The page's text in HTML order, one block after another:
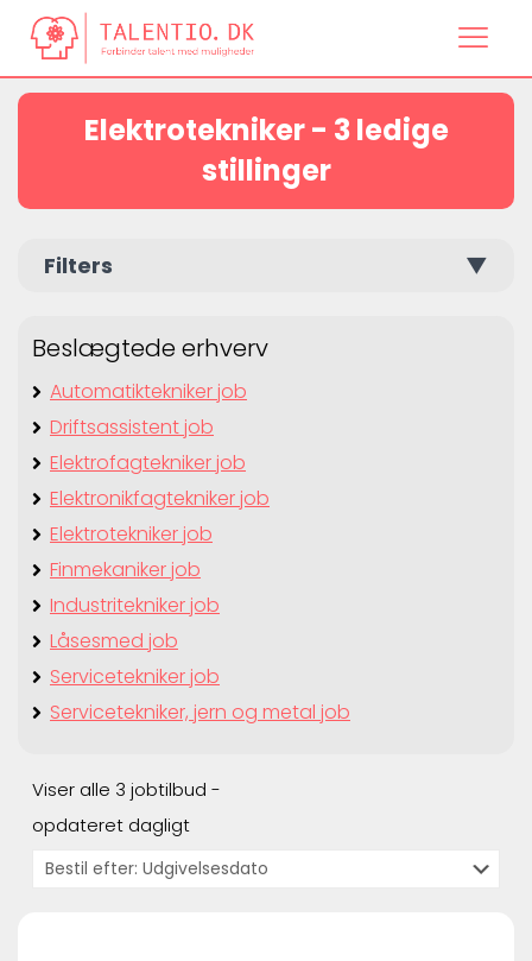
Elektrotekniker - 3 ledige
stillinger
Filters ▼
Beslægtede erhverv
Automatiktekniker job
Driftsassistent job
Elektrofagtekniker job
Elektronikfagtekniker job
Elektrotekniker job
Finmekaniker job
Industritekniker job
Låsesmed job
Servicetekniker job
Servicetekniker, jern og metal job
Viser alle 3 jobtilbud -
opdateret dagligt